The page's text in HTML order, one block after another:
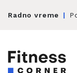
Radno vreme |